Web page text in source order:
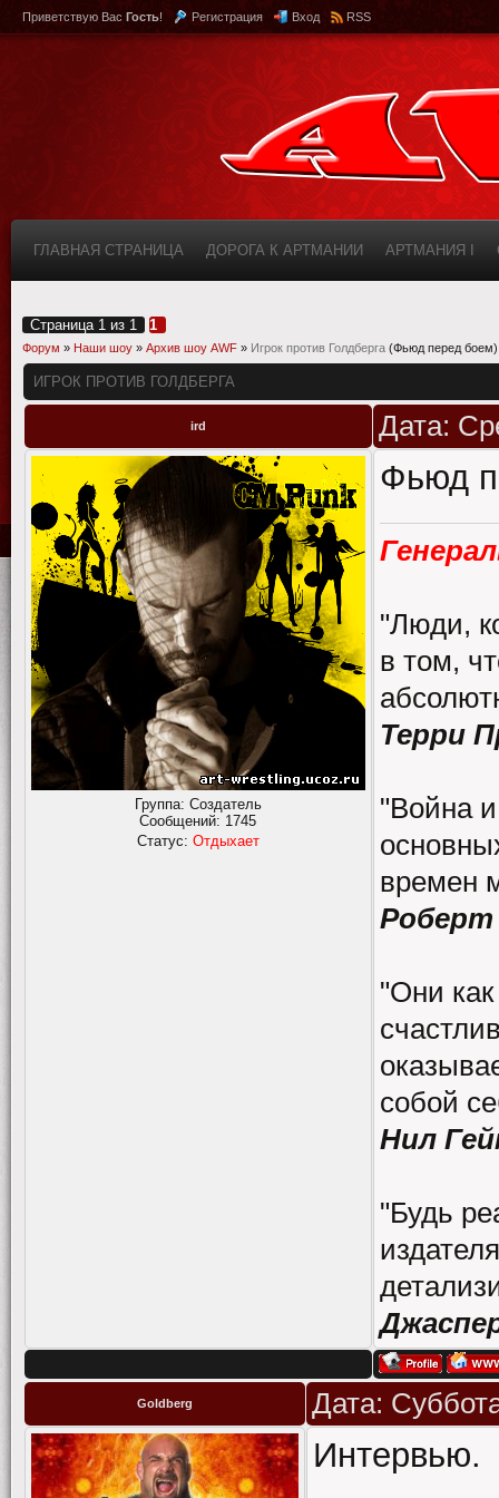
Приветствую Вас Гость! Регистрация Вход RSS
ГЛАВНАЯ СТРАНИЦА ДОРОГА К АРТМАНИИ АРТМАНИЯ I
Страница 1 из 1 1
Форум » Наши шоу » Архив шоу AWF » Игрок против Голдберга (Фьюд перед боем)
ИГРОК ПРОТИВ ГОЛДБЕРГА
ird Дата:
Группа: Создатель
Сообщений: 1745
Статус: Отдыхает
Фьюд
"Люди,
в том,
Терри
"Война
времен
"Они
собой
Нил
"Будь
Goldberg Дата:
Интервью.